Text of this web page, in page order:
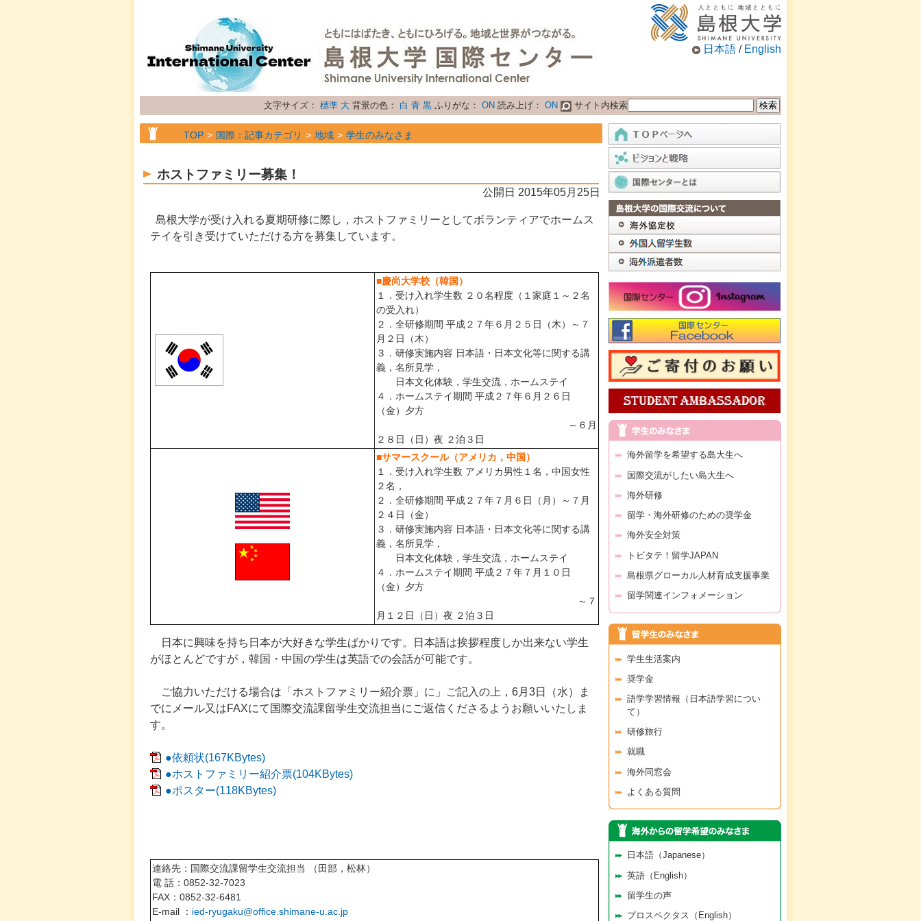
日本語 / English
文字サイズ： 標準 大 背景の色： 白 青 黒 ふりがな： ON 読み上げ： ON サイト内検索
TOP 国際：記事カテゴリ 地域 学生のみなさま
TOP 国際：記事カテゴリ 属性 お知らせ
ホストファミリー募集！
公開日 2015年05月25日
島根大学が受け入れる夏期研修に際し，ホストファミリーとしてボランティアでホームス
テイを引き受けていただける方を募集しています。
■慶尚大学校（韓国）
１．受け入れ学生数 ２０名程度（１家庭１～２名
の受入れ）
２．全研修期間 平成２７年６月２５日（木）～７
月２日（木）
３．研修実施内容 日本語・日本文化等に関する講
義，名所見学，
日本文化体験，学生交流，ホームステイ
４．ホームステイ期間 平成２７年６月２６日
（金）夕方
～６月
２８日（日）夜 ２泊３日
■サマースクール（アメリカ，中国）
１．受け入れ学生数 アメリカ男性１名，中国女性
２名，
２．全研修期間 平成２７年７月６日（月）～７月
２４日（金）
３．研修実施内容 日本語・日本文化等に関する講
義，名所見学，
日本文化体験，学生交流，ホームステイ
４．ホームステイ期間 平成２７年７月１０日
（金）夕方
～７
月１２日（日）夜 ２泊３日
日本に興味を持ち日本が大好きな学生ばかりです。日本語は挨拶程度しか出来ない学生
がほとんどですが，韓国・中国の学生は英語での会話が可能です。
ご協力いただける場合は「ホストファミリー紹介票」に」ご記入の上，6月3日（水）ま
でにメール又はFAXにて国際交流課留学生交流担当にご返信くださるようお願いいたしま
す。
●依頼状(167KBytes)
●ホストファミリー紹介票(104KBytes)
●ポスター(118KBytes)
連絡先：国際交流課留学生交流担当 （田部，松林）
電 話：0852-32-7023
FAX：0852-32-6481
E-mail ： ied-ryugaku@office.shimane-u.ac.jp
海外留学を希望する島大生へ
国際交流がしたい島大生へ
海外研修
留学・海外研修のための奨学金
海外安全対策
トビタテ！留学JAPAN
島根県グローカル人材育成支援事業
留学関連インフォメーション
学生生活案内
奨学金
語学学習情報（日本語学習につい
て）
研修旅行
就職
海外同窓会
よくある質問
日本語（Japanese）
英語（English）
留学生の声
プロスペクタス（English）